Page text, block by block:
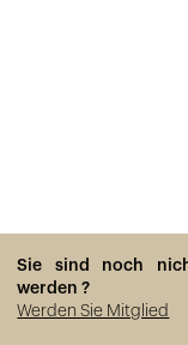
Sie sind noch
werden ?
Werden Sie Mitglied